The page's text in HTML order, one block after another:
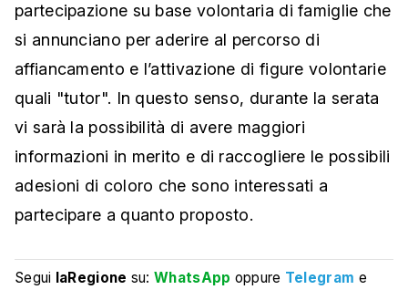
partecipazione su base volontaria di famiglie che
si annunciano per aderire al percorso di
affiancamento e l’attivazione di figure volontarie
quali "tutor". In questo senso, durante la serata
vi sarà la possibilità di avere maggiori
informazioni in merito e di raccogliere le possibili
adesioni di coloro che sono interessati a
partecipare a quanto proposto.
Segui laRegione su:WhatsApp oppure Telegram e